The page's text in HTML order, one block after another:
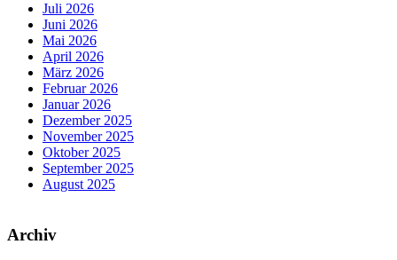
Juli 2026
Juni 2026
Mai 2026
April 2026
März 2026
Februar 2026
Januar 2026
Dezember 2025
November 2025
Oktober 2025
September 2025
August 2025
Archiv